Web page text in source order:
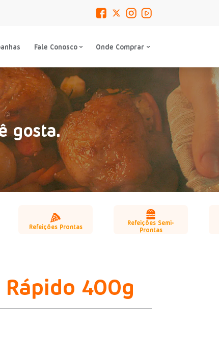
Fale Conosco Onde Comprar
gosta.
Refeições Prontas
Refeições Semi-
Prontas
400g